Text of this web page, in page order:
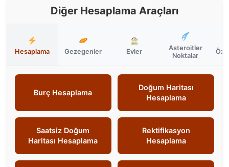
Diğer Hesaplama Araçları
Hesaplama Gezegenler Evler
Asteroitler
Noktalar
Burç Hesaplama
Doğum Haritası
Hesaplama
Saatsiz Doğum
Haritası Hesaplama
Rektifikasyon
Hesaplama